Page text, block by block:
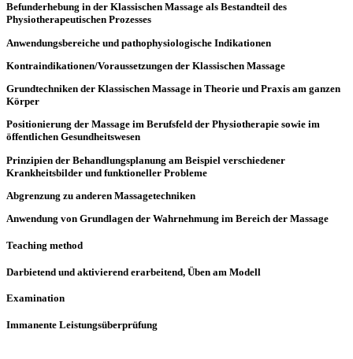
Befunderhebung in der Klassischen Massage als Bestandteil des
Physiotherapeutischen Prozesses
Anwendungsbereiche und pathophysiologische Indikationen
Kontraindikationen/Voraussetzungen der Klassischen Massage
Grundtechniken der Klassischen Massage in Theorie und Praxis am ganzen
Körper
Positionierung der Massage im Berufsfeld der Physiotherapie sowie im
öffentlichen Gesundheitswesen
Prinzipien der Behandlungsplanung am Beispiel verschiedener
Krankheitsbilder und funktioneller Probleme
Abgrenzung zu anderen Massagetechniken
Anwendung von Grundlagen der Wahrnehmung im Bereich der Massage
Teaching method
Darbietend und aktivierend erarbeitend, Üben am Modell
Examination
Immanente Leistungsüberprüfung